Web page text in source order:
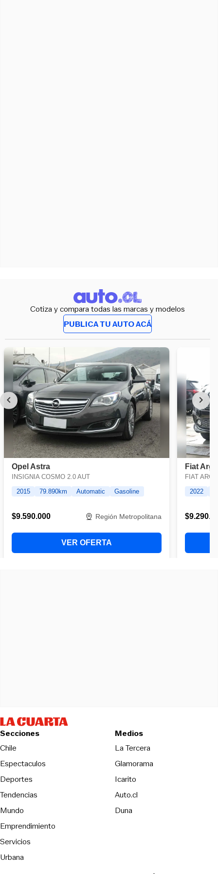
Cotiza y compara todas las marcas y modelos
PUBLICA TU AUTO ACÁ
Secciones
Chile
Espectaculos
Deportes
Tendencias
Mundo
Emprendimiento
Servicios
Urbana
Medios
La TerceraOpens in new
Glamorama
Icarito
Auto.cl
DunaOpens in new window